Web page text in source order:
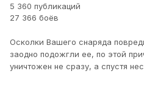
5 360 публикаций
27 366 боёв
Осколки Вашего снаряда
заодно подожгли ее, по этой
уничтожен не сразу, а спустя